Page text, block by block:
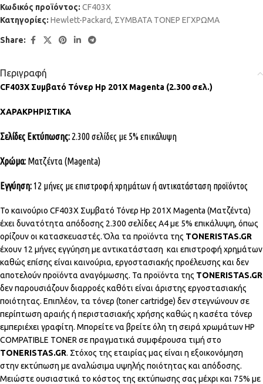
Κωδικός προϊόντος: CF403X
Κατηγορίες: Hewlett-Packard, ΣΥΜΒΑΤΑ ΤΟΝΕΡ ΕΓΧΡΩΜΑ
Share:
Περιγραφή
CF403X Συμβατό Τόνερ Hp 201X Magenta (2.300 σελ.)
ΧΑΡΑΚΡΗΡΙΣΤΙΚΑ
Σελίδες Εκτύπωσης: 2.300 σελίδες με 5% επικάλυψη
Χρώμα: Ματζέντα (Magenta)
Εγγύηση: 12 μήνες με επιστροφή χρημάτων ή αντικατάσταση προϊόντος
Το καινούριο CF403X Συμβατό Τόνερ Hp 201X Magenta (Ματζέντα)
έχει δυνατότητα απόδοσης 2.300 σελίδες Α4 με 5% επικάλυψη, όπως
ορίζουν οι κατασκευαστές. Όλα τα προϊόντα της TONERISTAS.GR
έχουν 12 μήνες εγγύηση με αντικατάσταση και επιστροφή χρημάτων
καθώς επίσης είναι καινούρια, εργοστασιακής προέλευσης και δεν
αποτελούν προϊόντα αναγόμωσης. Τα προϊόντα της TONERISTAS.GR
δεν παρουσιάζουν διαρροές καθότι είναι άριστης εργοστασιακής
ποιότητας. Επιπλέον, τα τόνερ (toner cartridge) δεν στεγνώνουν σε
περίπτωση αραιής ή περιστασιακής χρήσης καθώς η κασέτα τόνερ
εμπεριέχει γραφίτη. Μπορείτε να βρείτε όλη τη σειρά χρωμάτων HP
COMPATIBLE TONER σε πραγματικά συμφέρουσα τιμή στο
TONERISTAS.GR. Στόχος της εταιρίας μας είναι η εξοικονόμηση
στην εκτύπωση με αναλώσιμα υψηλής ποιότητας και απόδοσης.
Μειώστε ουσιαστικά το κόστος της εκτύπωσης σας μέχρι και 75% με